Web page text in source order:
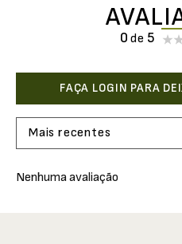
0
Mais recentes
Nenhuma avaliação